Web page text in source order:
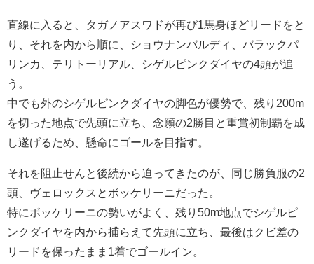
直線に入ると、タガノアスワドが再び1馬身ほどリードをと
り、それを内から順に、ショウナンバルディ、バラックパ
リンカ、テリトーリアル、シゲルピンクダイヤの4頭が追
う。
中でも外のシゲルピンクダイヤの脚色が優勢で、残り200m
を切った地点で先頭に立ち、念願の2勝目と重賞初制覇を成
し遂げるため、懸命にゴールを目指す。
それを阻止せんと後続から迫ってきたのが、同じ勝負服の2
頭、ヴェロックスとボッケリーニだった。
特にボッケリーニの勢いがよく、残り50m地点でシゲルピ
ンクダイヤを内から捕らえて先頭に立ち、最後はクビ差の
リードを保ったまま1着でゴールイン。